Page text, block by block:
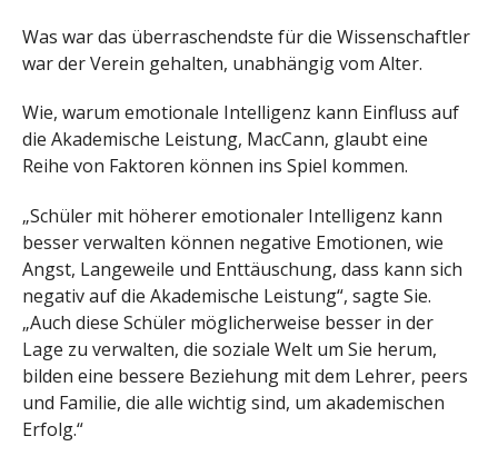
Was war das überraschendste für die Wissenschaftler
war der Verein gehalten, unabhängig vom Alter.
Wie, warum emotionale Intelligenz kann Einfluss auf
die Akademische Leistung, MacCann, glaubt eine
Reihe von Faktoren können ins Spiel kommen.
„Schüler mit höherer emotionaler Intelligenz kann
besser verwalten können negative Emotionen, wie
Angst, Langeweile und Enttäuschung, dass kann sich
negativ auf die Akademische Leistung“, sagte Sie.
„Auch diese Schüler möglicherweise besser in der
Lage zu verwalten, die soziale Welt um Sie herum,
bilden eine bessere Beziehung mit dem Lehrer, peers
und Familie, die alle wichtig sind, um akademischen
Erfolg.“